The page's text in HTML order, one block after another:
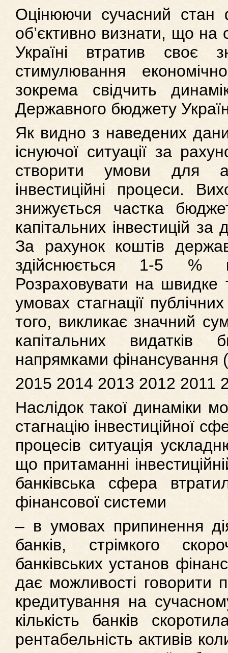
Оцінюючи сучасний стан
об’єктивно визнати, що на
Україні втратив своє
стимулювання
зокрема свідчить
Державного бюджету
Як видно з наведених
існуючої ситуації за
створити умови для
інвестиційні процеси.
знижується частка
капітальних інвестицій
За рахунок коштів
здійснюється 1-5 %
Розраховувати на швидке
умовах стагнації
того, викликає значний
капітальних
напрямками фінансування
2015 2014 2013 2012 2011
Наслідок такої динаміки
стагнацію інвестиційної
процесів ситуація
що притаманні
банківська сфера
фінансової системи
– в умовах припинення
банків, стрімкого
банківських установ
дає можливості говорити
кредитування на
кількість банків
рентабельність активів